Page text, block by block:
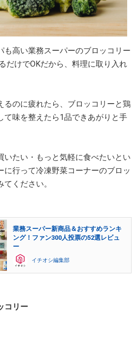
も高い業務スーパーのブロッコリー
だけでOKだから、料理に取り入れ
るのに疲れたら、ブロッコリーと鶏
て味を整えたら1品できあがりと手
いたい・もっと気軽に食べたいとい
に行って冷凍野菜コーナーのブロッ
ください。
業務スーパー新商品＆おすすめランキ
ング！ファン300人投票の52選レビュ
ー
イチオシ編集部
コリー